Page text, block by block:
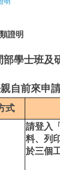
證明
部學士班及
自前來申
式
請登入「
料、列
於三個